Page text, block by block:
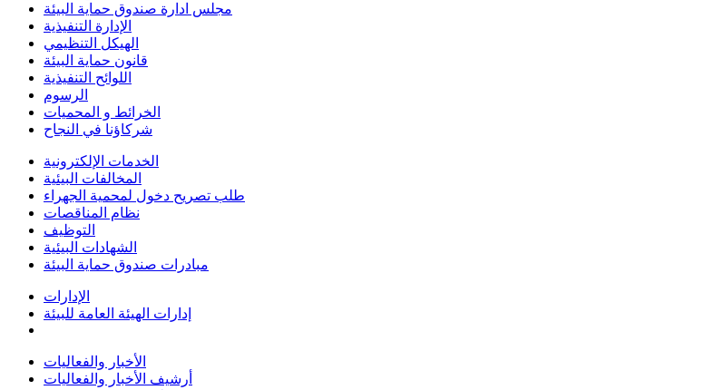
مجلس ادارة صندوق حماية البيئة
الإدارة التنفيذية
الهيكل التنظيمي
قانون حماية البيئة
اللوائح التنفيذية
الرسوم
الخرائط و المحميات
شركاؤنا في النجاح
الخدمات الإلكترونية
المخالفات البيئية
طلب تصريح دخول لمحمية الجهراء
نظام المناقصات
التوظيف
الشهادات البيئية
مبادرات صندوق حماية البيئة
الإدارات
إدارات الهيئة العامة للبيئة
الأخبار والفعاليات
أرشيف الأخبار والفعاليات